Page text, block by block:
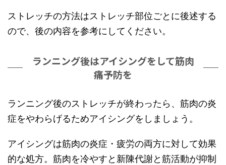
ストレッチの方法はストレッチ部位ごとに後述する
ので、後の内容を参考にしてください。
ランニング後はアイシングをして筋肉
痛予防を
ランニング後のストレッチが終わったら、筋肉の炎
症をやわらげるためアイシングをしましょう。
アイシングは筋肉の炎症・疲労の両方に対して効果
的な処方。筋肉を冷やすと新陳代謝と筋活動が抑制